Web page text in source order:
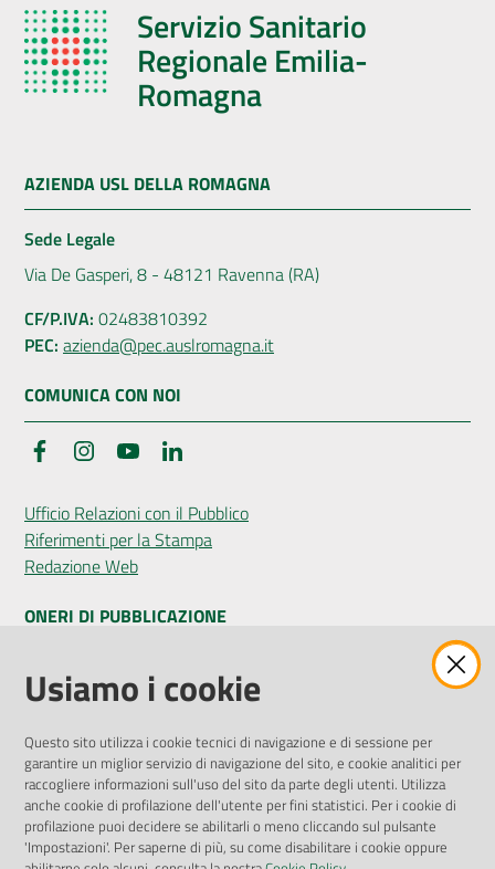
Servizio Sanitario
Regionale Emilia-
Romagna
AZIENDA USL DELLA ROMAGNA
Sede Legale
Via De Gasperi, 8 - 48121 Ravenna (RA)
CF/P.IVA: 02483810392
PEC: azienda@pec.auslromagna.it
COMUNICA CON NOI
FacebookInstagramYouTube
Ufficio Relazioni con il Pubblico
Riferimenti per la Stampa
Redazione Web
ONERI DI PUBBLICAZIONE
Amministrazione Trasparente
Pubblicità legale
Privacy Policy
Attuazione Misure PNRR
Liste di Attesa
ENTI, IMPRESE E PARTNER
Usiamo i cookie
Questo sito utilizza i cookie tecnici di navigazione e di sessione per
garantire un miglior servizio di navigazione del sito, e cookie analitici per
raccogliere informazioni sull'uso del sito da parte degli utenti. Utilizza
anche cookie di profilazione dell'utente per fini statistici. Per i cookie di
profilazione puoi decidere se abilitarli o meno cliccando sul pulsante
'Impostazioni'. Per saperne di più, su come disabilitare i cookie oppure